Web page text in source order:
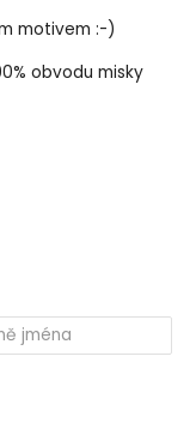
motivem :-)
obvodu misky